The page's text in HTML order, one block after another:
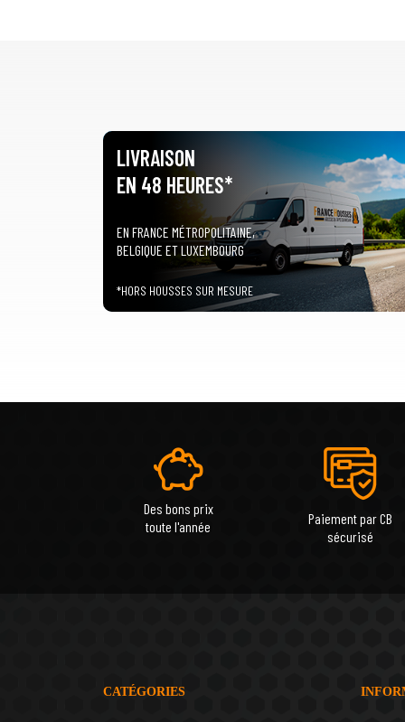
LIVRAISON
EN 48 HEURES*
EN FRANCE MÉTROPOLITAINE,
BELGIQUE ET LUXEMBOURG
*HORS HOUSSES SUR MESURE
Des bons prix
toute l'année
Paiement par CB
sécurisé
CATÉGORIES